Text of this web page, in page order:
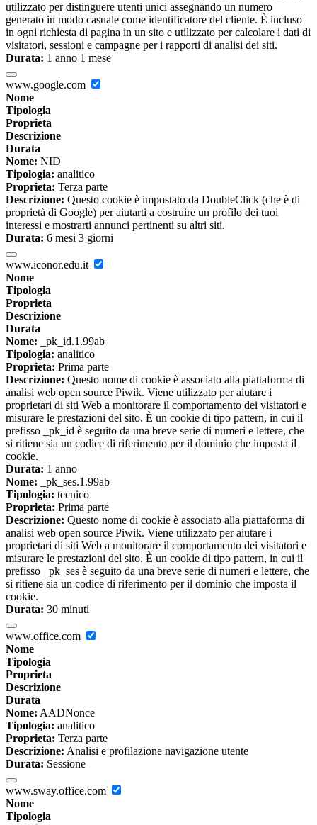
utilizzato per distinguere utenti unici assegnando un numero
generato in modo casuale come identificatore del cliente. È incluso
in ogni richiesta di pagina in un sito e utilizzato per calcolare i dati di
visitatori, sessioni e campagne per i rapporti di analisi dei siti.
Durata: 1 anno 1 mese
www.google.com
Nome
Tipologia
Proprieta
Descrizione
Durata
Nome: NID
Tipologia: analitico
Proprieta: Terza parte
Descrizione: Questo cookie è impostato da DoubleClick (che è di
proprietà di Google) per aiutarti a costruire un profilo dei tuoi
interessi e mostrarti annunci pertinenti su altri siti.
Durata: 6 mesi 3 giorni
www.iconor.edu.it
Nome
Tipologia
Proprieta
Descrizione
Durata
Nome: _pk_id.1.99ab
Tipologia: analitico
Proprieta: Prima parte
Descrizione: Questo nome di cookie è associato alla piattaforma di
analisi web open source Piwik. Viene utilizzato per aiutare i
proprietari di siti Web a monitorare il comportamento dei visitatori e
misurare le prestazioni del sito. È un cookie di tipo pattern, in cui il
prefisso _pk_id è seguito da una breve serie di numeri e lettere, che
si ritiene sia un codice di riferimento per il dominio che imposta il
cookie.
Durata: 1 anno
Nome: _pk_ses.1.99ab
Tipologia: tecnico
Proprieta: Prima parte
Descrizione: Questo nome di cookie è associato alla piattaforma di
analisi web open source Piwik. Viene utilizzato per aiutare i
proprietari di siti Web a monitorare il comportamento dei visitatori e
misurare le prestazioni del sito. È un cookie di tipo pattern, in cui il
prefisso _pk_ses è seguito da una breve serie di numeri e lettere, che
si ritiene sia un codice di riferimento per il dominio che imposta il
cookie.
Durata: 30 minuti
www.office.com
Nome
Tipologia
Proprieta
Descrizione
Durata
Nome: AADNonce
Tipologia: analitico
Proprieta: Terza parte
Descrizione: Analisi e profilazione navigazione utente
Durata: Sessione
www.sway.office.com
Nome
Tipologia